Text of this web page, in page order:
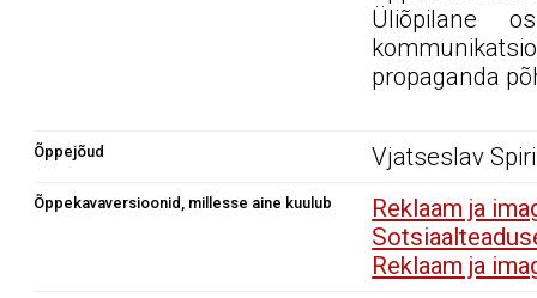
Üliõpilane
propaganda
Õppejõud Vjatseslav
Õppekavaversioonid, millesse aine kuulub
Reklaam ja
Reklaam ja